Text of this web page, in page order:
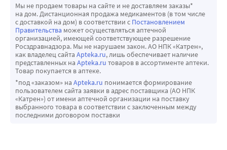
Мы не продаем товары на сайте и не доставляем заказы*
на дом. Дистанционная продажа медикаментов (в том числе
с доставкой на дом) в соответствии с Постановлением
Правительства может осуществляться аптечной
организацией, имеющей соответствующее разрешение
Росздравнадзора. Мы не нарушаем закон. АО НПК «Катрен»,
как владелец сайта Apteka.ru, лишь обеспечивает наличие
представленных на Apteka.ru товаров в ассортименте аптеки.
Товар покупается в аптеке.
*под «заказом» на Apteka.ru понимается формирование
пользователем сайта заявки в адрес поставщика (АО НПК
«Катрен») от имени аптечной организации на поставку
выбранного товара в соответствии с заключенным между
последними договором поставки